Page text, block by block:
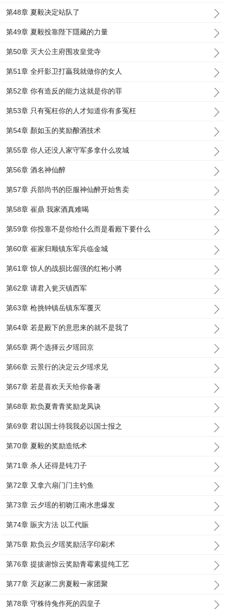
第48章 夏毅决定站队了
第49章 夏毅投靠陛下隱藏的力量
第50章 灭大公主府围攻皇觉寺
第51章 全歼影卫打贏我就做你的女人
第52章 你有造反的能力这就是你的罪
第53章 只有冤枉你的人才知道你有多冤枉
第54章 顏如玉的奖励酿酒技术
第55章 你人还没人家守军多拿什么攻城
第56章 酒名神仙醉
第57章 兵部尚书的臣服神仙醉开始售卖
第58章 崔鼎 我家酒真难喝
第59章 你投靠不是你给什么而是看殿下要什么
第60章 崔家归顺镇东军兵临金城
第61章 惊人的战损比倔强的红袍小將
第62章 请君入瓮灭镇西军
第63章 枪挑钟镇岳镇东军覆灭
第64章 若是殿下的意思来的就不是我了
第65章 两个选择云夕瑶回京
第66章 云景行的决定云夕瑶求见
第67章 若是喜欢天天给你备著
第68章 欺负夏青青奖励龙凤诀
第69章 君以国士待我我必以国士报之
第70章 夏毅的奖励造纸术
第71章 杀人还得是钝刀子
第72章 又拿六扇门门主钓鱼
第73章 云夕瑶的初吻江南水患爆发
第74章 賑灾方法 以工代賑
第75章 欺负云夕瑶奖励活字印刷术
第76章 提拔谢惊云奖励青霉素提纯工艺
第77章 灭赵家二房夏毅一家团聚
第78章 守株待兔作死的四皇子